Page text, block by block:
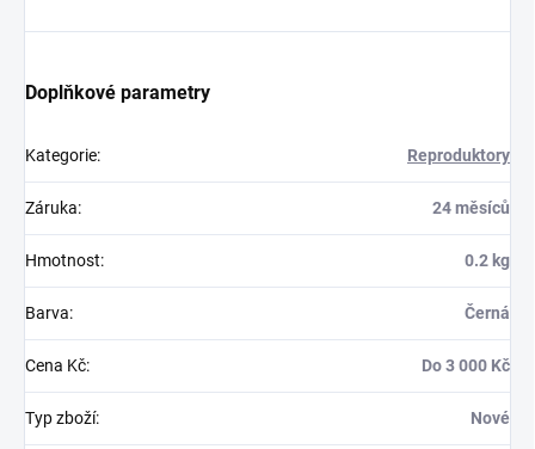
Doplňkové parametry
Kategorie: Reproduktory
Záruka: 24 měsíců
Hmotnost: 0.2 kg
Barva: Černá
Cena Kč: Do 3 000 Kč
Typ zboží: Nové